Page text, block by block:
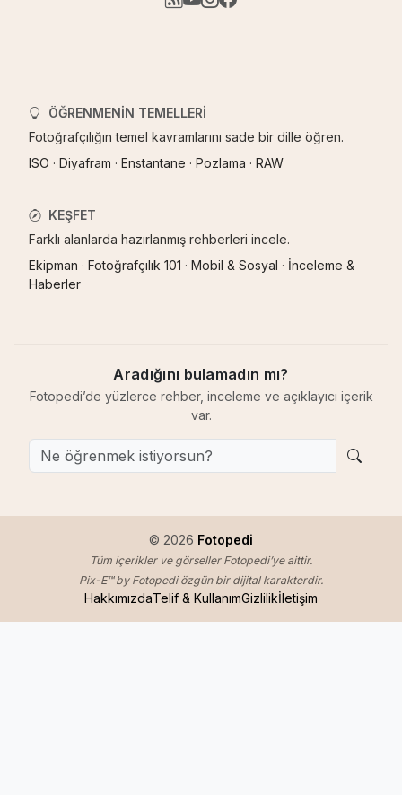
ÖĞRENMENIN TEMELLERI
Fotoğrafçılığın temel kavramlarını sade bir dille öğren.
ISO · Diyafram · Enstantane · Pozlama · RAW
KEŞFET
Farklı alanlarda hazırlanmış rehberleri incele.
Ekipman · Fotoğrafçılık 101 · Mobil & Sosyal · İnceleme &
Haberler
Aradığını bulamadın mı?
Fotopedi’de yüzlerce rehber, inceleme ve açıklayıcı içerik
var.
© 2026 Fotopedi
Tüm içerikler ve görseller Fotopedi’ye aittir.
Pix-E™ by Fotopedi özgün bir dijital karakterdir.
HakkımızdaTelif & KullanımGizlilikİletişim